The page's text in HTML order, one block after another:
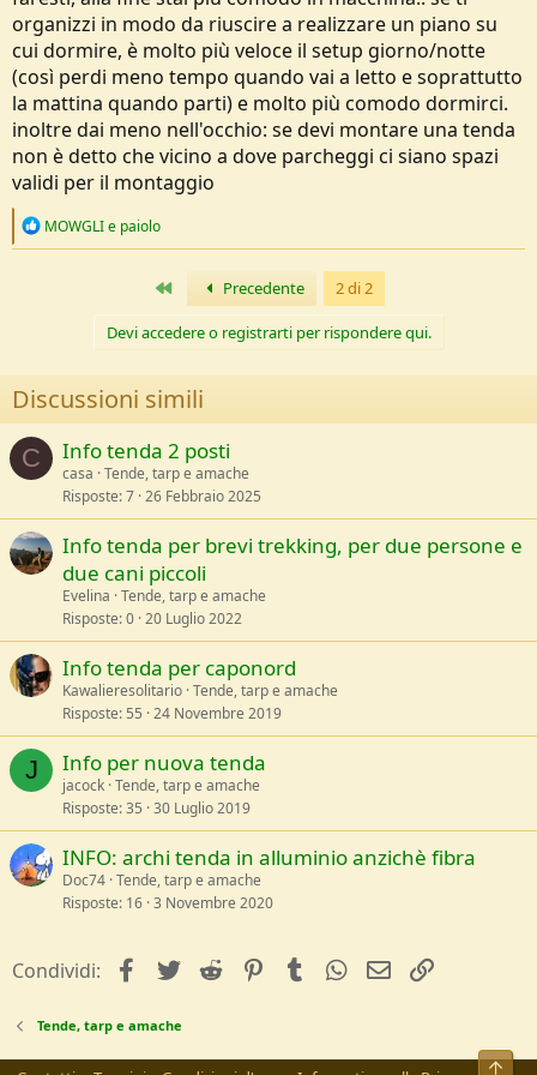
organizzi in modo da riuscire a realizzare un piano su
cui dormire, è molto più veloce il setup giorno/notte
(così perdi meno tempo quando vai a letto e soprattutto
la mattina quando parti) e molto più comodo dormirci.
inoltre dai meno nell'occhio: se devi montare una tenda
non è detto che vicino a dove parcheggi ci siano spazi
validi per il montaggio
R
:
MOWGLIe paiolo
Primo Precedente 2 di 2
Devi accedere o registrarti per rispondere qui.
Discussioni simili
C Info tenda 2 posti
casa Tende, tarp e amache
Risposte 7 26 Febbraio 2025
Info tenda per brevi trekking, per due persone e
due cani piccoli
Evelina Tende, tarp e amache
Risposte 0 20 Luglio 2022
Info tenda per caponord
Kawalieresolitario Tende, tarp e amache
Risposte 55 24 Novembre 2019
J Info per nuova tenda
jacock Tende, tarp e amache
Risposte 35 30 Luglio 2019
INFO: archi tenda in alluminio anzichè fibra
Doc74 Tende, tarp e amache
Risposte 16 3 Novembre 2020
Condividi: facebookTwitterReddit PinterestTumblrWhatsApp
e-mail
Tende, tarp e amache
Alto